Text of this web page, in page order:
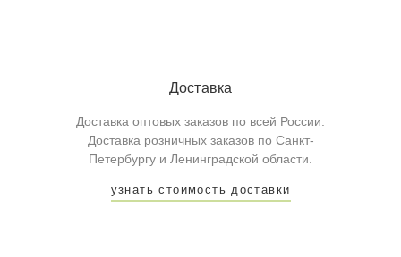
Доставка
Доставка оптовых заказов по всей России.
Доставка розничных заказов по Санкт-
Петербургу и Ленинградской области.
узнать стоимость доставки